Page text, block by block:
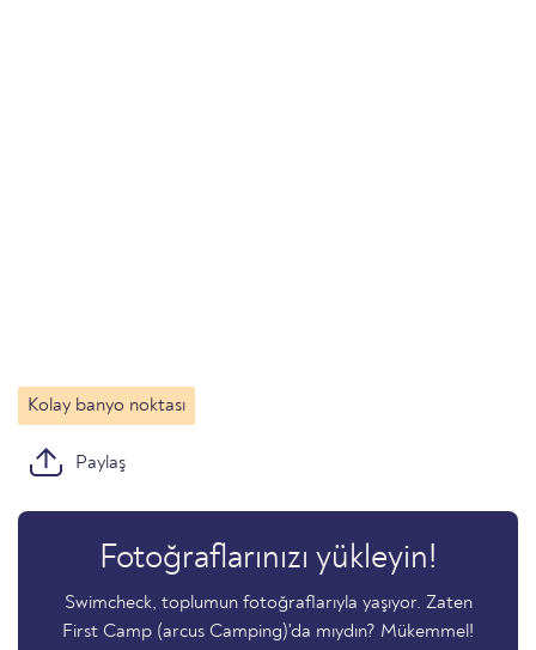
Kolay banyo noktası
Paylaş
Fotoğraflarınızı yükleyin!
Swimcheck, toplumun fotoğraflarıyla yaşıyor. Zaten
First Camp (arcus Camping)'da mıydın? Mükemmel!